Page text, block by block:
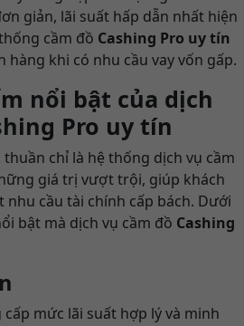
giản, lãi suất hấp dẫn nhất hiện
cầm đồ Cashing Pro uy tín
hàng khi có nhu cầu vay vốn gấp.
nổi bật của dịch
Pro uy tín
chỉ là hệ thống dịch vụ cầm
giá trị vượt trội, giúp khách
nhu cầu tài chính cấp bách. Dưới
bật mà dịch vụ cầm đồ Cashing
mức lãi suất hợp lý và minh